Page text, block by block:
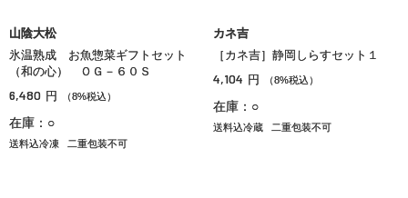
山陰大松
氷温熟成 お魚惣菜ギフトセット
（和の心） ＯＧ－６０Ｓ
6,480 円 （8%税込）
在庫：○
送料込冷凍 二重包装不可
カネ吉
［カネ吉］静岡しらすセット１
4,104 円 （8%税込）
在庫：○
送料込冷蔵 二重包装不可